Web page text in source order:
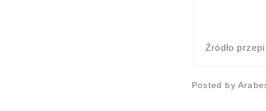
Źródło
Posted by